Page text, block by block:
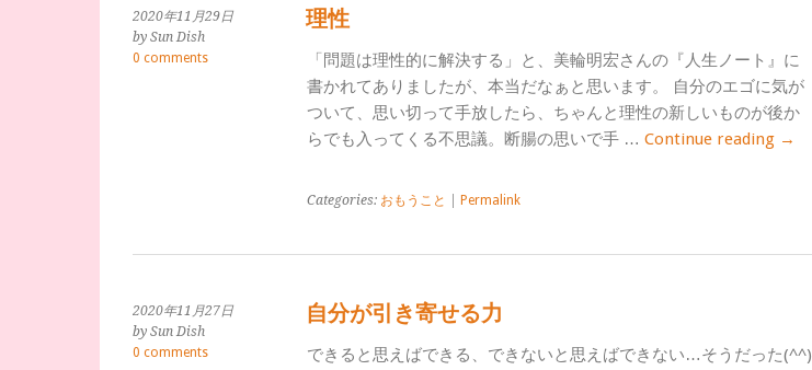
2020年11月29日
by Sun Dish
0 comments
理性
「問題は理性的に解決する」と、美輪明宏さんの『人生ノート』に
書かれてありましたが、本当だなぁと思います。 自分のエゴに気が
ついて、思い切って手放したら、ちゃんと理性の新しいものが後か
らでも入ってくる不思議。断腸の思いで手 … Continue reading →
Categories: おもうこと Permalink
2020年11月27日
by Sun Dish
0 comments
自分が引き寄せる力
できると思えばできる、できないと思えばできない…そうだった(^^)